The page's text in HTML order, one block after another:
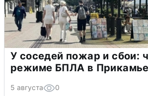
У соседей пожар и сбои:
режиме БПЛА в Прикамье
5 августа 0